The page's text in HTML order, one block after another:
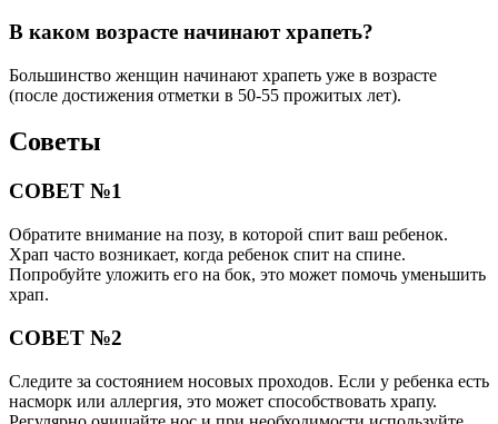
В каком возрасте начинают храпеть?
Большинство женщин начинают храпеть уже в возрасте
(после достижения отметки в 50-55 прожитых лет).
Советы
СОВЕТ №1
Обратите внимание на позу, в которой спит ваш ребенок.
Храп часто возникает, когда ребенок спит на спине.
Попробуйте уложить его на бок, это может помочь уменьшить
храп.
СОВЕТ №2
Следите за состоянием носовых проходов. Если у ребенка есть
насморк или аллергия, это может способствовать храпу.